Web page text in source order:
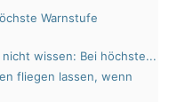
Warnstufe
wissen: Bei höchste...
fliegen lassen, wenn